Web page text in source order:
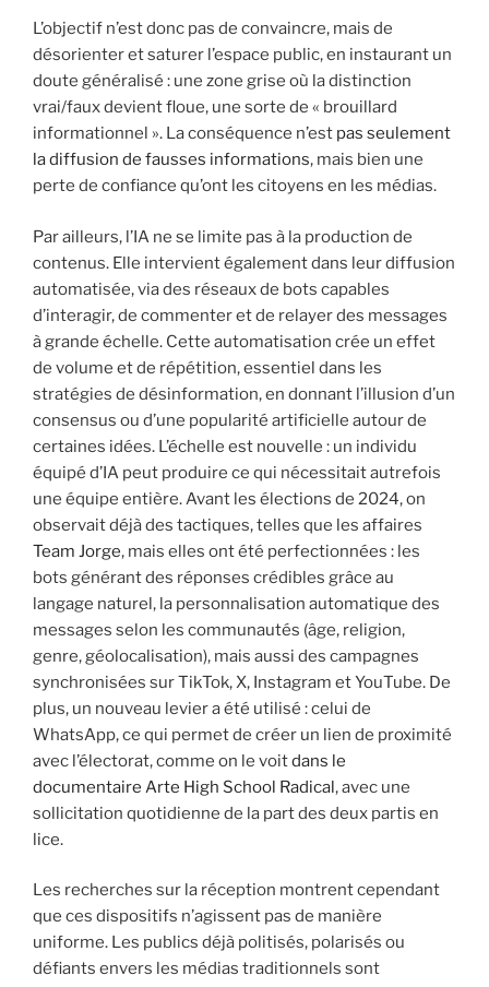
L’objectif n’est donc pas de convaincre, mais de
désorienter et saturer l’espace public, en instaurant un
doute généralisé : une zone grise où la distinction
vrai/faux devient floue, une sorte de « brouillard
informationnel ». La conséquence n’est pas seulement
la diffusion de fausses informations, mais bien une
perte de confiance qu’ont les citoyens en les médias.
Par ailleurs, l’IA ne se limite pas à la production de
contenus. Elle intervient également dans leur diffusion
automatisée, via des réseaux de bots capables
d’interagir, de commenter et de relayer des messages
à grande échelle. Cette automatisation crée un effet
de volume et de répétition, essentiel dans les
stratégies de désinformation, en donnant l’illusion d’un
consensus ou d’une popularité artificielle autour de
certaines idées. L’échelle est nouvelle : un individu
équipé d’IA peut produire ce qui nécessitait autrefois
une équipe entière. Avant les élections de 2024, on
observait déjà des tactiques, telles que les affaires
Team Jorge, mais elles ont été perfectionnées : les
bots générant des réponses crédibles grâce au
langage naturel, la personnalisation automatique des
messages selon les communautés (âge, religion,
genre, géolocalisation), mais aussi des campagnes
synchronisées sur TikTok, X, Instagram et YouTube. De
plus, un nouveau levier a été utilisé : celui de
WhatsApp, ce qui permet de créer un lien de proximité
avec l’électorat, comme on le voitdans le
documentaire Arte High School Radical, avec une
sollicitation quotidienne de la part des deux partis en
lice.
Les recherches sur la réception montrent cependant
que ces dispositifs n’agissent pas de manière
uniforme. Les publics déjà politisés, polarisés ou
défiants envers les médias traditionnels sont